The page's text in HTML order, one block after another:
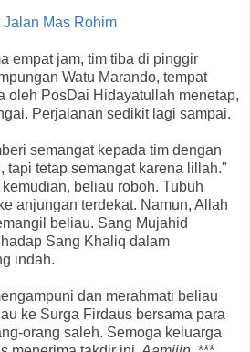
Jalan Mas Rohim
empat jam, tim tiba di pinggir
Watu Marando, tempat
oleh PosDai Hidayatullah menetap,
Perjalanan sedikit lagi sampai.
semangat kepada tim dengan
tapi tetap semangat karena lillah."
beliau roboh. Tubuh
anjungan terdekat. Namun, Allah
beliau. Sang Mujahid
Sang Khaliq dalam
indah.
dan merahmati beliau
ke Surga Firdaus bersama para
orang saleh. Semoga keluarga